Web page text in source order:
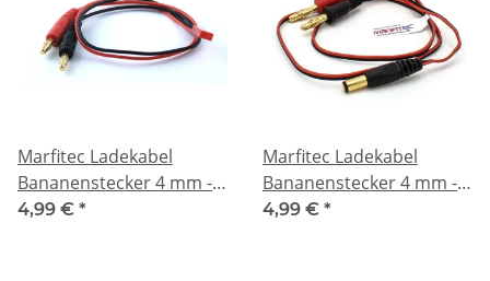
Marfitec Ladekabel
Bananenstecker 4 mm ->
BEC JST Stecker (male)
4,99 € *
Marfitec Ladekabel
Bananenstecker 4 mm ->
JR/ HoTT Stecker
4,99 € *